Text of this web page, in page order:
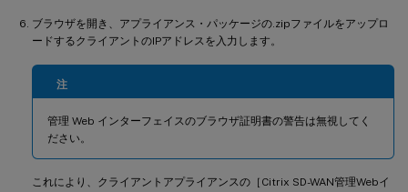
ブラウザを開き、アプライアンス・パッケージの.zipファイルをアップロ
ードするクライアントのIPアドレスを入力します。
注
管理 Web インターフェイスのブラウザ証明書の警告は無視してく
ださい。
これにより、クライアントアプライアンスの［Citrix SD-WAN管理Webイ